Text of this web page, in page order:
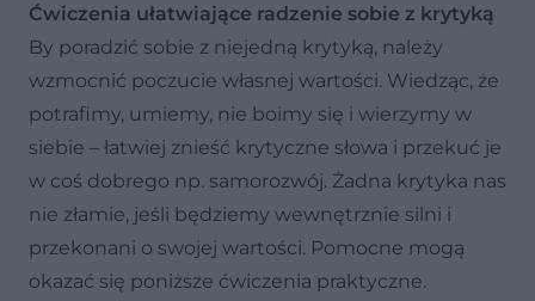
Ćwiczenia ułatwiające radzenie sobie z krytyką
By poradzić sobie z niejedną krytyką, należy
wzmocnić poczucie własnej wartości. Wiedząc, że
potrafimy, umiemy, nie boimy się i wierzymy w
siebie – łatwiej znieść krytyczne słowa i przekuć je
w coś dobrego np. samorozwój. Żadna krytyka nas
nie złamie, jeśli będziemy wewnętrznie silni i
przekonani o swojej wartości. Pomocne mogą
okazać się poniższe ćwiczenia praktyczne.